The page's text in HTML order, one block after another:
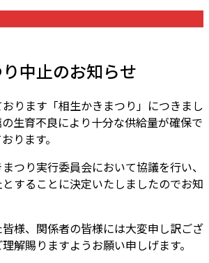
り中止のお知らせ
ります「相生かきまつり」につきまし
生育不良により十分な供給量が確保で
ります。
つり実行委員会において協議を行い、
することに決定いたしましたのでお知
様、関係者の皆様には大変申し訳ござ
解賜りますようお願い申しげます。